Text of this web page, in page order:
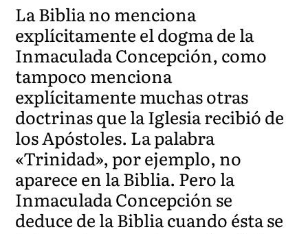
La Biblia no menciona
explícitamente el dogma de la
Inmaculada Concepción, como
tampoco menciona
explícitamente muchas otras
doctrinas que la Iglesia recibió de
los Apóstoles. La palabra
«Trinidad», por ejemplo, no
aparece en la Biblia. Pero la
Inmaculada Concepción se
deduce de la Biblia cuando ésta se